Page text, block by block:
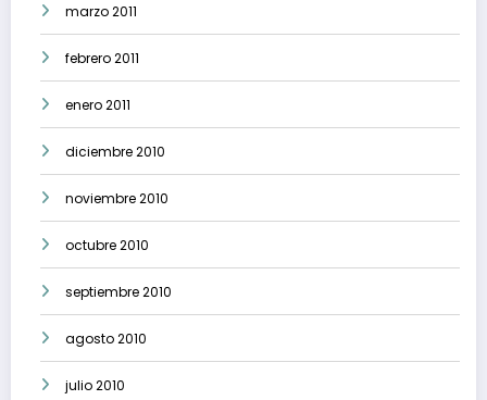
marzo 2011
febrero 2011
enero 2011
diciembre 2010
noviembre 2010
octubre 2010
septiembre 2010
agosto 2010
julio 2010